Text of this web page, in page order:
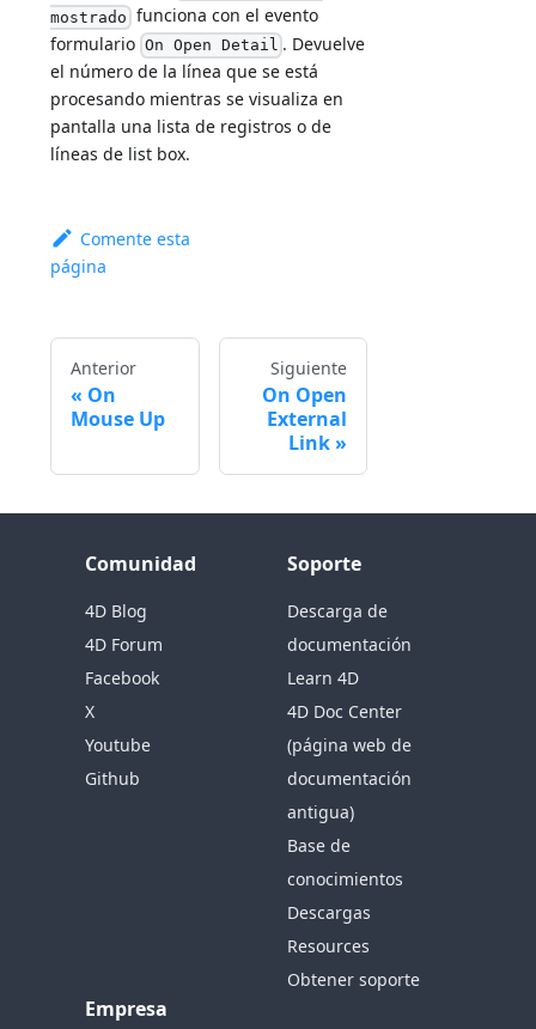
mostrado funciona con el evento
formulario On Open Detail . Devuelve
el número de la línea que se está
procesando mientras se visualiza en
pantalla una lista de registros o de
líneas de list box.
Comente esta
página
Anterior
On
Mouse Up
Siguiente
On Open
External
Link
Comunidad
4D Blog
4D Forum
Facebook
X
Youtube
Github
Soporte
Descarga de
documentación
Learn 4D
4D Doc Center
(página web de
documentación
antigua)
Base de
conocimientos
Descargas
Resources
Obtener soporte
Empresa